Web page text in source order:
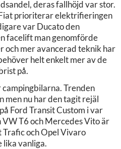
deras fallhöjd var stor.
prioriterar elektrifieringen
var Ducato den
facelift man genomförde
och mer avancerad teknik har
helt enkelt mer av de
på.
Trenden
men nu har den tagit rejäl
Ford Transit Custom i var
T6 och Mercedes Vito är
Trafic och Opel Vivaro
lika vanliga.